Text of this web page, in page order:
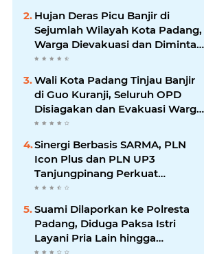
Hujan Deras Picu Banjir di
Sejumlah Wilayah Kota Padang,
Warga Dievakuasi dan Diminta
Waspada Banjir Susulan
Wali Kota Padang Tinjau Banjir
di Guo Kuranji, Seluruh OPD
Disiagakan dan Evakuasi Warga
Dipercepat
Sinergi Berbasis SARMA, PLN
Icon Plus dan PLN UP3
Tanjungpinang Perkuat
Kolaborasi Strategis
Suami Dilaporkan ke Polresta
Padang, Diduga Paksa Istri
Layani Pria Lain hingga